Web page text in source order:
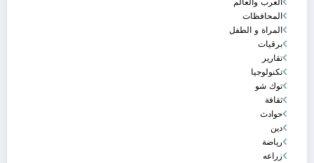
المحافظات
المراة و الطفل
برقيات
تقارير
تكنولوجيا
توك شو
ثقافة
حوادث
دين
رياضة
زراعه